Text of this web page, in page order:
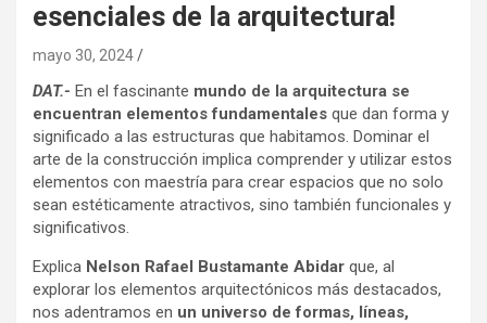
esenciales de la arquitectura!
mayo 30, 2024
DAT.- En el fascinante mundo de la arquitectura se
encuentran elementos fundamentales que dan forma y
significado a las estructuras que habitamos. Dominar el
arte de la construcción implica comprender y utilizar estos
elementos con maestría para crear espacios que no solo
sean estéticamente atractivos, sino también funcionales y
significativos.
Explica Nelson Rafael Bustamante Abidar que, al
explorar los elementos arquitectónicos más destacados,
nos adentramos en un universo de formas, líneas,